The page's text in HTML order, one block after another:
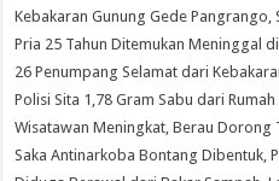
Kebakaran Gunung Gede Pangrango,
Pria 25 Tahun Ditemukan Meninggal
26 Penumpang Selamat dari
Polisi Sita 1,78 Gram Sabu dari
Wisatawan Meningkat, Berau Dorong
Saka Antinarkoba Bontang Dibentuk,